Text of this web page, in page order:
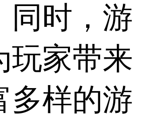
同时，游
玩家带来
多样的游